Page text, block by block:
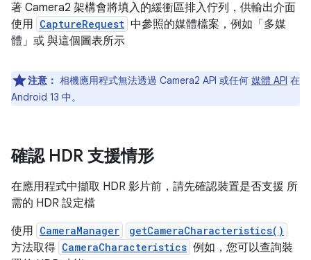
著 Camera2 架構會將填入的緩衝區排入佇列，供輸出介面
使用 CaptureRequest 中參照的媒體檔案，例如「多媒
體」或 與這個圖表所示
注意： 相機應用程式無法透過 Camera2 API 或任何 媒體 API 在
Android 13 中。
確認 HDR 支援情形
在應用程式中擷取 HDR 影片前，請先確認裝置是否支援 所
需的 HDR 設定檔
使用 CameraManager getCameraCharacteristics()
方法取得 CameraCharacteristics 例如，您可以查詢裝